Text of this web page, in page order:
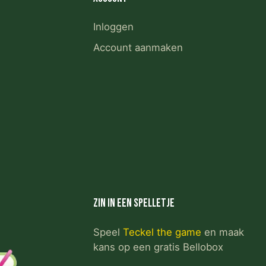
Inloggen
Account aanmaken
Zin in een spelletje
Speel Teckel the game en maak
kans op een gratis Bellobox